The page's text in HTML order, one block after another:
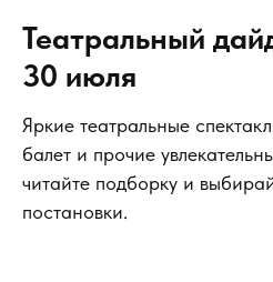
Театральный
30 июля
Яркие театральные
балет и прочие
читайте подборку и
постановки.